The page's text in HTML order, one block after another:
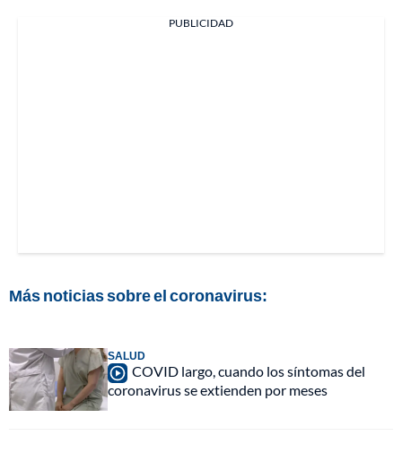
PUBLICIDAD
Más noticias sobre el coronavirus:
SALUD
COVID largo, cuando los síntomas del
coronavirus se extienden por meses